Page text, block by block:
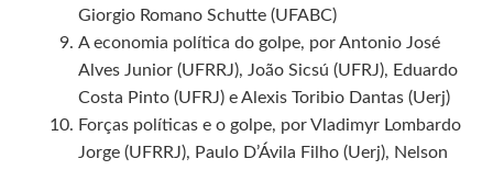
Giorgio Romano Schutte (UFABC)
A economia política do golpe, por Antonio José
Alves Junior (UFRRJ), João Sicsú (UFRJ), Eduardo
Costa Pinto (UFRJ) e Alexis Toribio Dantas (Uerj)
Forças políticas e o golpe, por Vladimyr Lombardo
Jorge (UFRRJ), Paulo D’Ávila Filho (Uerj), Nelson